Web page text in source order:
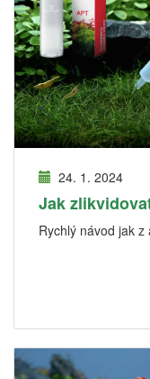
24. 1. 2024
Jak
Rychlý návod jak